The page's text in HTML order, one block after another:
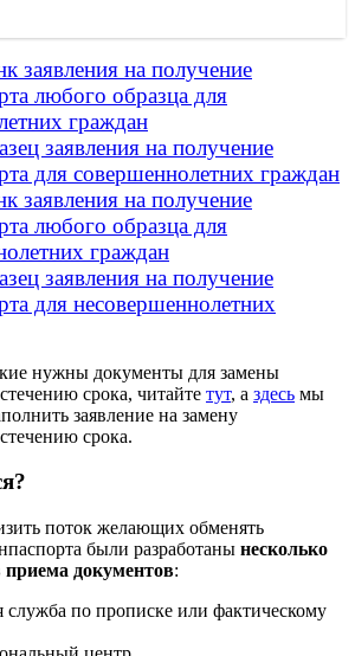
заявления на получение
любого образца для
граждан
заявления на получение
для совершеннолетних граждан
заявления на получение
любого образца для
граждан
заявления на получение
для несовершеннолетних
нужны документы для замены
срока, читайте тут, а здесь мы
заявление на замену
срока.
поток желающих обменять
были разработаны несколько
документов:
по прописке или фактическому